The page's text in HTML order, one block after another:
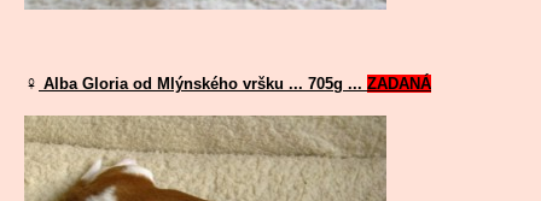
♀ Alba Gloria od Mlýnského vršku ... 705g ... ZADANÁ